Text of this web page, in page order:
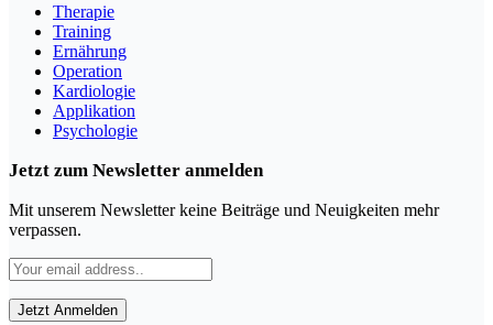
Therapie
Training
Ernährung
Operation
Kardiologie
Applikation
Psychologie
Jetzt zum Newsletter anmelden
Mit unserem Newsletter keine Beiträge und Neuigkeiten mehr
verpassen.